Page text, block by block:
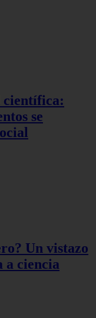
científica:
se
Un vistazo
a ciencia